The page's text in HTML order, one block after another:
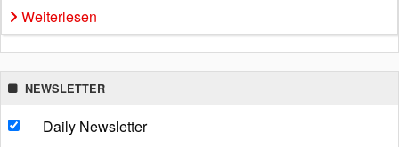
Weiterlesen
NEWSLETTER
Daily Newsletter